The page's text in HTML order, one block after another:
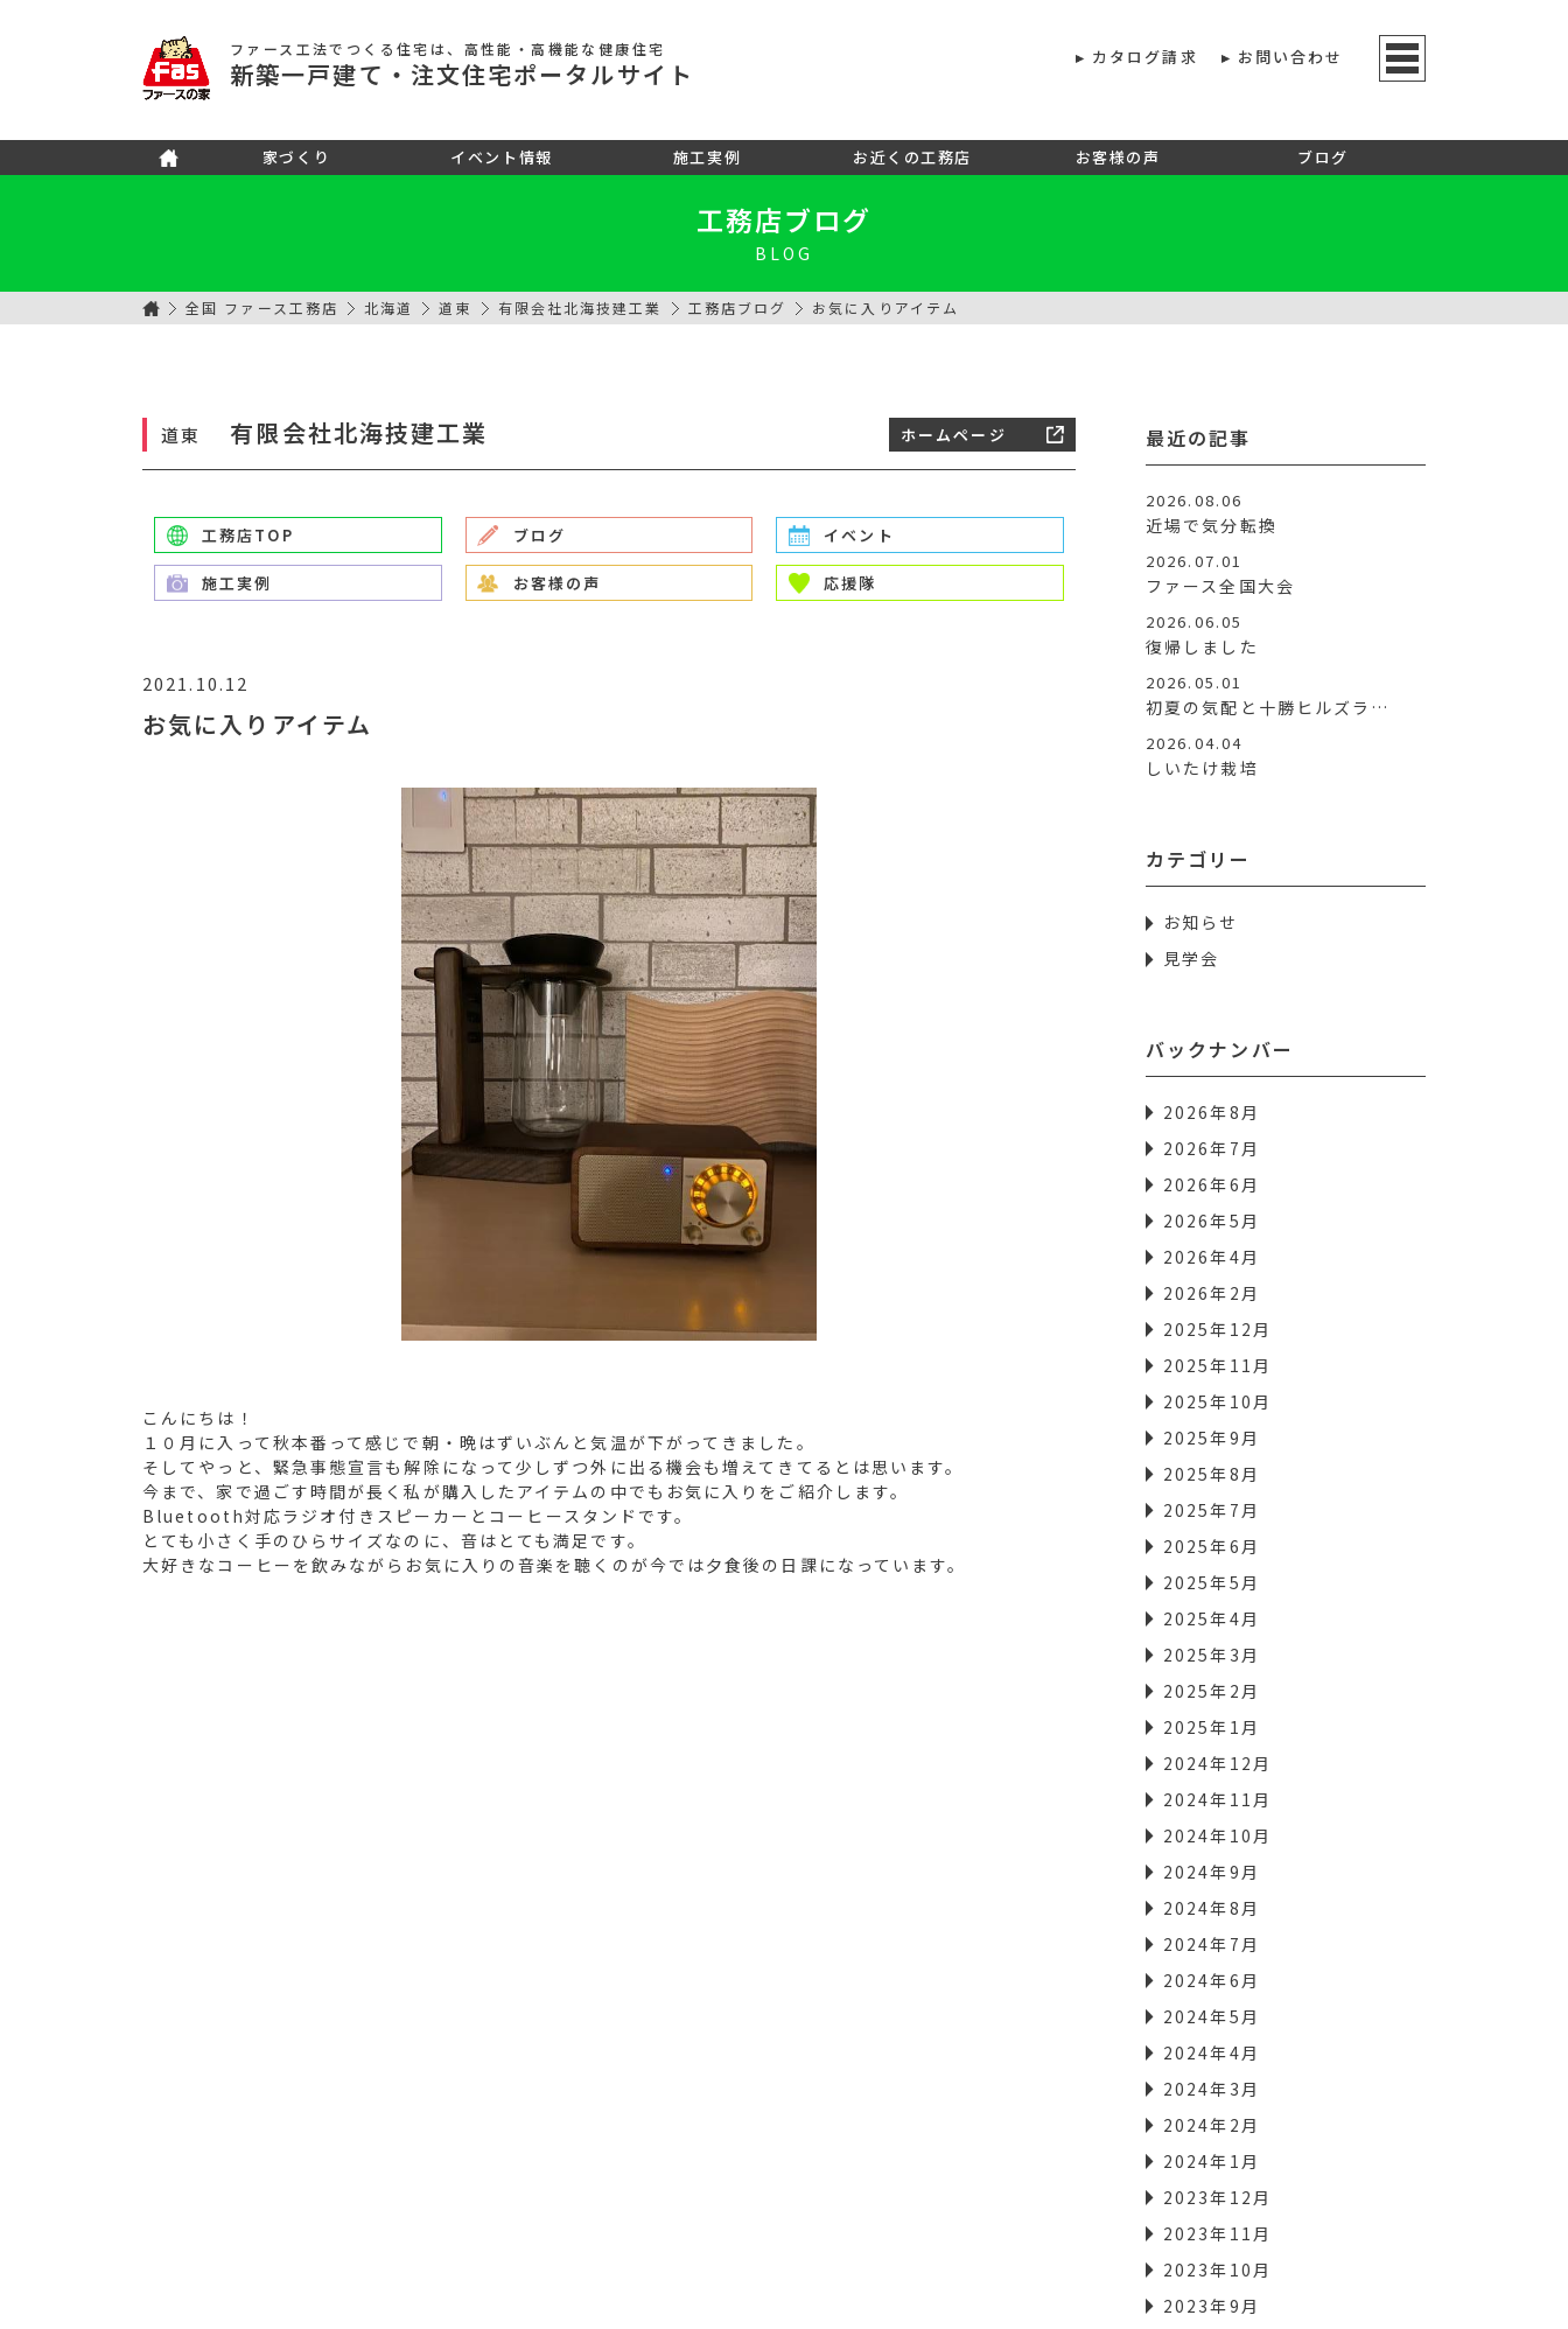
ファース工法でつくる住宅 は、高性能・高機能な健康住宅
新築一戸建て ・注文住宅ポータルサイト
カタログ請求 お問い合わせ
家づくり イベント情報 施工実例 お近くの工務店 お客様の声 ブログ
工務店ブログ
BLOG
全国 ファース工務店 北海道 道東 有限会社北海技建工業 工務店ブログ お気に入りアイテム
道東 有限会社北海技建工業 ホームページ
工務店TOP ブログ イベント
施工実例 お客様の声 応援隊
2021.10.12
お気に入りアイテム
こんにちは！
１０月に入って秋本番って感じで朝・晩はずいぶんと気温が下がってきました。
そしてやっと、緊急事態宣言も解除になって少しずつ外に出る機会も増えてきてるとは思います。
今まで、家で過ごす時間が長く私が購入したアイテムの中でもお気に入りをご紹介します。
Bluetooth対応ラジオ付きスピーカーとコーヒースタンドです。
とても小さく手のひらサイズなのに、音はとても満足です。
大好きなコーヒーを飲みながらお気に入りの音楽を聴くのが今では夕食後の日課になっています。
最近の記事
2026.08.06
近場で気分転換
2026.07.01
ファース全国大会
2026.06.05
復帰しました
2026.05.01
初夏の気配と十勝ヒルズラ…
2026.04.04
しいたけ栽培
カテゴリー
お知らせ
見学会
バックナンバー
2026年8月
2026年7月
2026年6月
2026年5月
2026年4月
2026年2月
2025年12月
2025年11月
2025年10月
2025年9月
2025年8月
2025年7月
2025年6月
2025年5月
2025年4月
2025年3月
2025年2月
2025年1月
2024年12月
2024年11月
2024年10月
2024年9月
2024年8月
2024年7月
2024年6月
2024年5月
2024年4月
2024年3月
2024年2月
2024年1月
2023年12月
2023年11月
2023年10月
2023年9月